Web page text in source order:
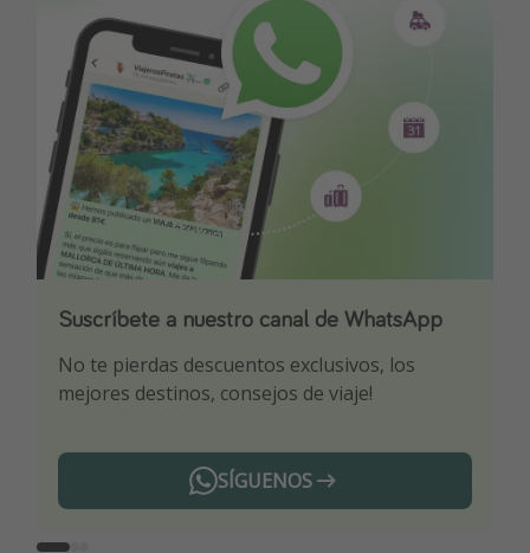
Suscríbete a nuestro canal de WhatsApp
No te pierdas descuentos exclusivos, los
mejores destinos, consejos de viaje!
SÍGUENOS
Descarga nuestra app
Sé el primero en reservar nuestros chollazos
¡Suscríbete a nuestro canal de Telegram!
¡Recibe las mejores ofertas seleccionadas para
ti por nuestros expertos en viajes
Telegram